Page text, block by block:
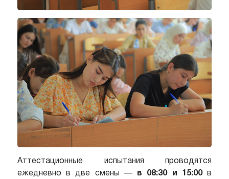
Аттестационные испытания проводятся
ежедневно в две смены —
в 08:30 и 15:00в